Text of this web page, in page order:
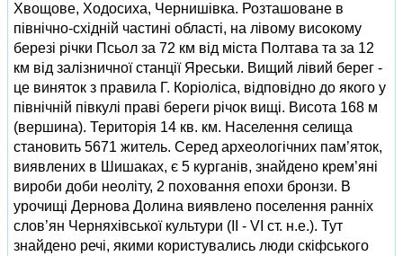
Хвощове, Ходосиха, Чернишiвка. Розташоване в
пiвнiчно-схiднiй частинi областi, на лiвому високому
березi рiчки Псьол за 72 км вiд мiста Полтава та за 12
км вiд залiзничної станцiї Яреськи. Вищий лiвий берег -
це виняток з правила Г. Корiолiса, вiдповiдно до якого у
пiвнiчнiй пiвкулi правi береги рiчок вищi. Висота 168 м
(вершина). Територiя 14 кв. км. Населення селища
становить 5671 житель. Серед археологiчних пам’яток,
виявлених в Шишаках, є 5 курганiв, знайдено крем’янi
вироби доби неолiту, 2 поховання епохи бронзи. В
урочищi Дернова Долина виявлено поселення раннiх
слов’ян Черняхiвської культури (II - VI ст. н.е.). Тут
знайдено речi, якими користувались люди скiфського